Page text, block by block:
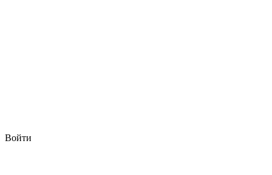
Войти